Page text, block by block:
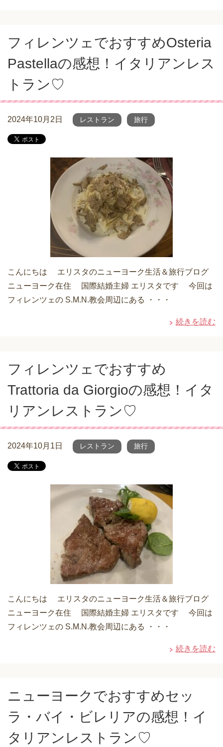
フィレンツェでおすすめOsteria
Pastellaの感想！イタリアンレス
トラン♡
2024年10月2日 レストラン 旅行
こんにちは エリスタのニューヨーク生活＆旅行ブログ
ニューヨーク在住 国際結婚主婦 エリスタです 今回は
フィレンツェの S.M.N.教会周辺にある ・・・
続きを読む
フィレンツェでおすすめ
Trattoria da Giorgioの感想！イタ
リアンレストラン♡
2024年10月1日 レストラン 旅行
こんにちは エリスタのニューヨーク生活＆旅行ブログ
ニューヨーク在住 国際結婚主婦 エリスタです 今回は
フィレンツェの S.M.N.教会周辺にある ・・・
続きを読む
ニューヨークでおすすめセッ
ラ・バイ・ビレリアの感想！イ
タリアンレストラン♡